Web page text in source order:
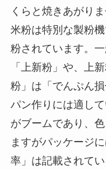
くらと焼きあがり
米粉は特別な製粉
粉されています。
「上新粉」や、上
粉」は「でんぷん
パン作りには適し
がブームであり、
ますがパッケージ
率」は記載されて